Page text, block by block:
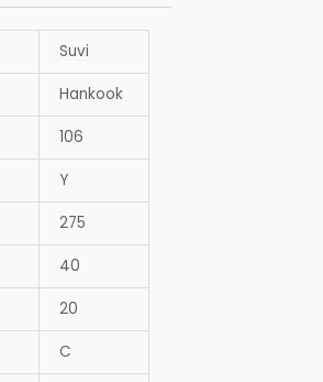
Suvi
Hankook
106
Y
275
40
20
C